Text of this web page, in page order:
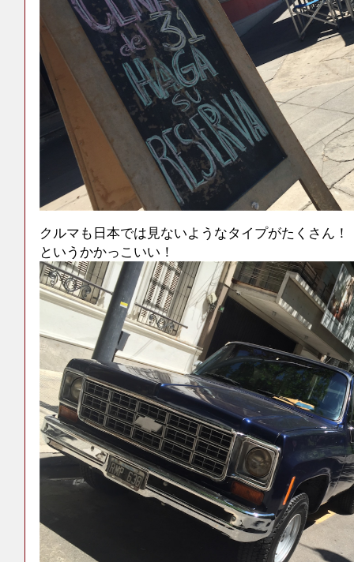
クルマも日本では見ないようなタイプがたくさん！
というかかっこいい！